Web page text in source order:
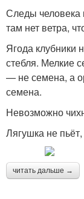
Следы человека
там нет ветра,
Ягода клубники
стебля. Мелкие
— не семена, а
семена.
Невозможно
Лягушка не
читать дальше →